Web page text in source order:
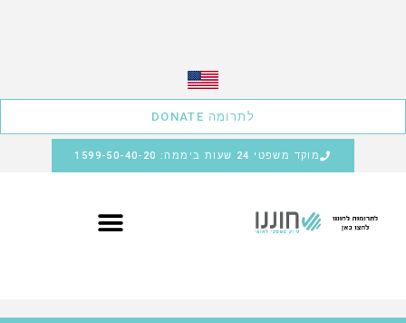
לתרומה DONATE
מוקד משפטי 24 שעות ביממה: 1599-50-40-20